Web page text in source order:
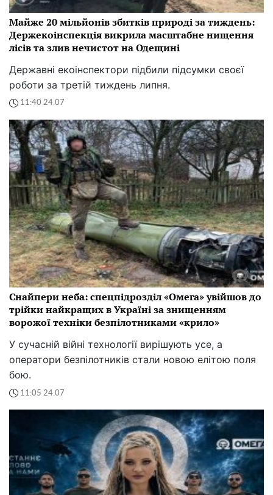
Майже 20 мільйонів збитків природі за тиждень:
Держекоінспекція викрила масштабне нищення
лісів та злив нечистот на Одещині
Державні екоінспектори підбили підсумки своєї
роботи за третій тиждень липня.
11:40 24.07
Снайпери неба: спецпідрозділ «Омега» увійшов до
трійки найкращих в Україні за знищенням
ворожої техніки безпілотниками «крило»
У сучасній війні технології вирішують усе, а
оператори безпілотників стали новою елітою поля
бою.
11:05 24.07